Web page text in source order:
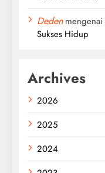
Dedenmengenai
Sukses Hidup
Archives
2026
2025
2024